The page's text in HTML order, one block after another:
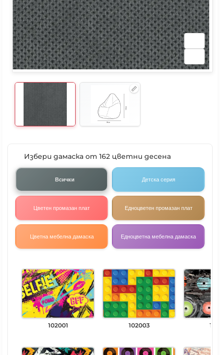
Избери дамаска от 162 цветни десена
Всички Детска серия
Цветен промазан плат Едноцветен промазан плат
Цветна мебелна дамаска Едноцветна мебелна дамаска
102001 102003